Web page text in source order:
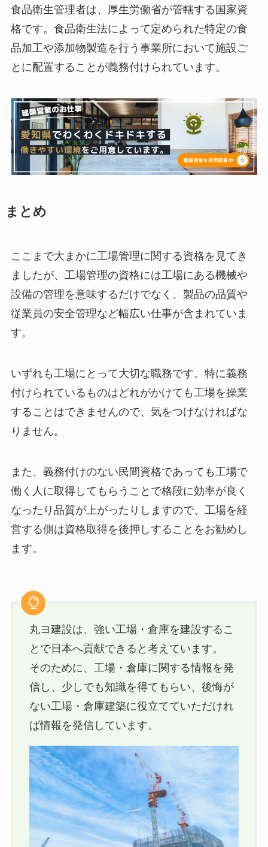
食品衛生管理者は、厚生労働省が管轄する国家資
格です。食品衛生法によって定められた特定の食
品加工や添加物製造を行う事業所において施設ご
とに配置することが義務付けられています。
まとめ
ここまで大まかに工場管理に関する資格を見てき
ましたが、工場管理の資格には工場にある機械や
設備の管理を意味するだけでなく、製品の品質や
従業員の安全管理など幅広い仕事が含まれていま
す。
いずれも工場にとって大切な職務です。特に義務
付けられているものはどれがかけても工場を操業
することはできませんので、気をつけなければな
りません。
また、義務付けのない民間資格であっても工場で
働く人に取得してもらうことで格段に効率が良く
なったり品質が上がったりしますので、工場を経
営する側は資格取得を後押しすることをお勧めし
ます。
丸ヨ建設は、強い工場・倉庫を建設するこ
とで日本へ貢献できると考えています。
そのために、工場・倉庫に関する情報を発
信し、少しでも知識を得てもらい、後悔が
ない工場・倉庫建築に役立てていただけれ
ば情報を発信しています。